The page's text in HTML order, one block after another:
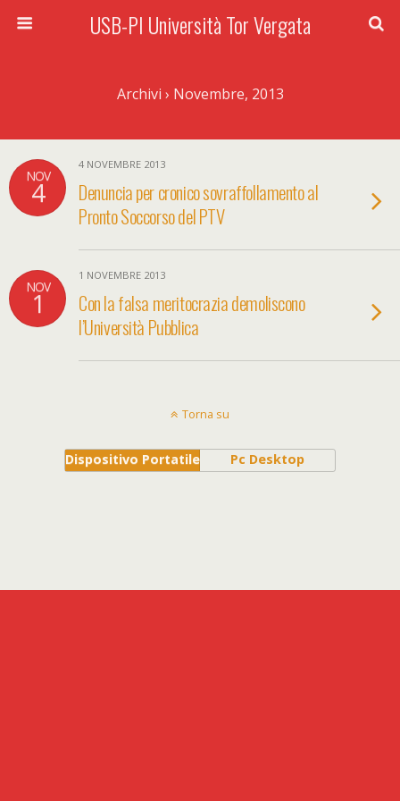
USB-PI Università Tor Vergata
Archivi › Novembre, 2013
NOV
4
4 NOVEMBRE 2013
Denuncia per cronico sovraffollamento al
Pronto Soccorso del PTV
NOV
1
1 NOVEMBRE 2013
Con la falsa meritocrazia demoliscono
l’Università Pubblica
Torna su
Dispositivo Portatile Pc Desktop